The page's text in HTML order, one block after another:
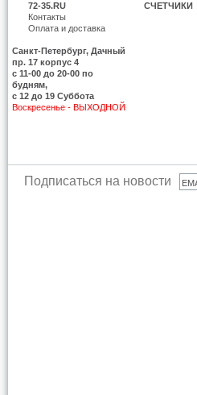
72-35.RU
Контакты
Оплата и доставка
Санкт-Петербург, Дачный
пр. 17 корпус 4
c 11-00 до 20-00 по
будням,
с 12 до 19 Суббота
Воскресенье - ВЫХОДНОЙ
СЧЕТЧИКИ
Подписаться на новости